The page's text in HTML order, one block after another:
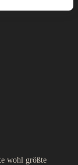
wohl größte